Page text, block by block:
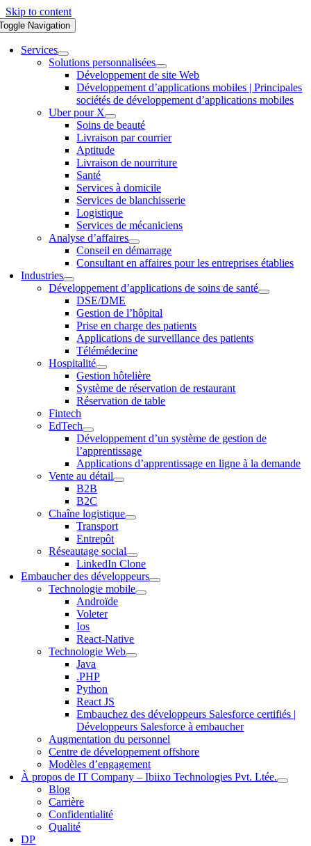
Skip to content
Navigation
Services
Solutions personnalisées
Développement de site Web
Développement d’applications mobiles | Principales
sociétés de développement d’applications mobiles
Uber pour X
Soins de beauté
Livraison par courrier
Aptitude
Livraison de nourriture
Santé
Services à domicile
Services de blanchisserie
Logistique
Services de mécaniciens
Analyse d’affaires
Conseil en démarrage
Consultant en affaires pour les entreprises établies
Industries
Développement d’applications de soins de santé
DSE/DME
Gestion de l’hôpital
Prise en charge des patients
Applications de surveillance des patients
Télémédecine
Hospitalité
Gestion hôtelière
Système de réservation de restaurant
Réservation de table
Fintech
EdTech
Développement d’un système de gestion de
l’apprentissage
Applications d’apprentissage en ligne à la demande
Vente au détail
B2B
B2C
Chaîne logistique
Transport
Entrepôt
Réseautage social
LinkedIn Clone
Embaucher des développeurs
Technologie mobile
Androïde
Voleter
Ios
React-Native
Technologie Web
Java
.PHP
Python
React JS
Embauchez des développeurs Salesforce certifiés |
Développeurs Salesforce à embaucher
Augmentation du personnel
Centre de développement offshore
Modèles d’engagement
À propos de IT Company – Ibiixo Technologies Pvt. Ltée.
Blog
Carrière
Confidentialité
Qualité
DP